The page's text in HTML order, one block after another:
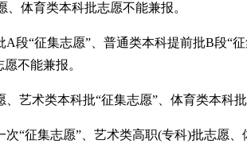
、体育类本科批志愿不能兼报。
A段“征集志愿”、普通类本科提前批B段“
不能兼报。
、艺术类本科批“征集志愿”、体育类本科
次“征集志愿”、艺术类高职(专科)批志愿